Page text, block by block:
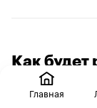
Как будет
дальше
Главная